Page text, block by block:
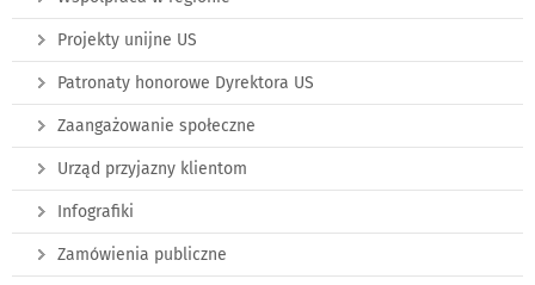
Projekty unijne US
Patronaty honorowe Dyrektora US
Zaangażowanie społeczne
Urząd przyjazny klientom
Infografiki
Zamówienia publiczne